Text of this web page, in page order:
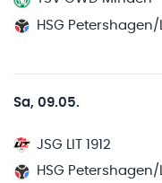
HSG
Sa, 09.05.
JSG LIT 1912
HSG